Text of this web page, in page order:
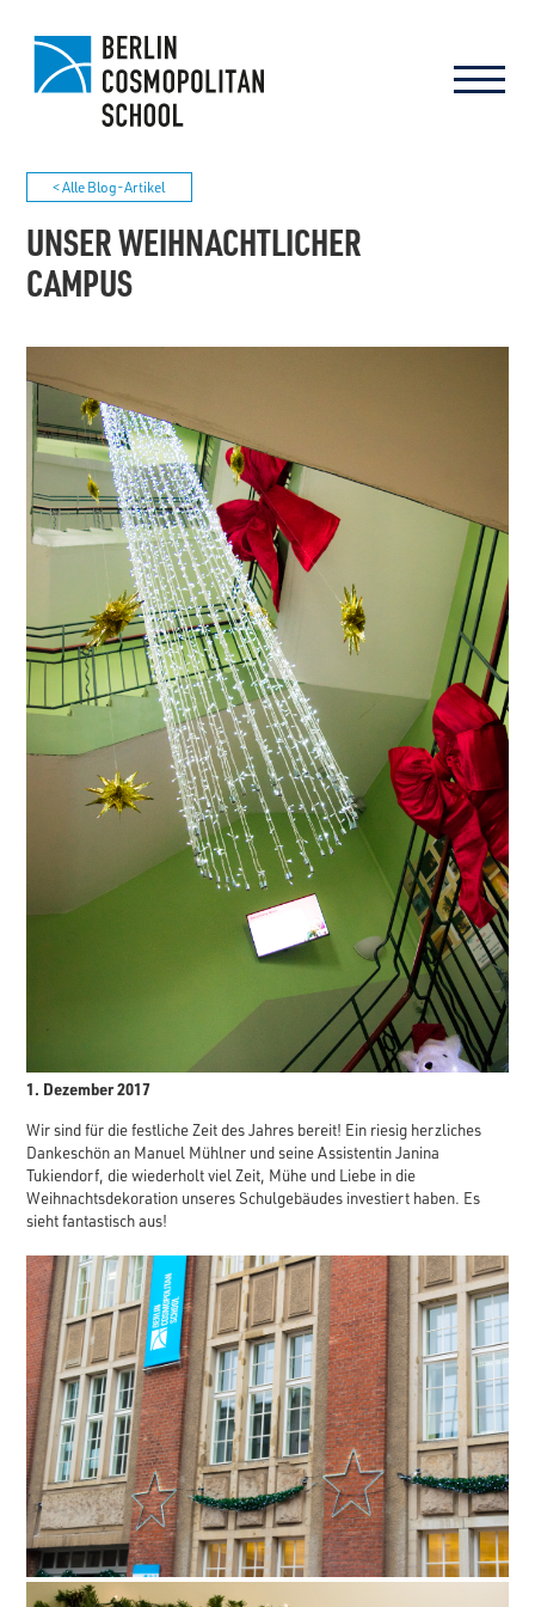
< Alle Blog-Artikel
UNSER WEIHNACHTLICHER
CAMPUS
1. Dezember 2017
Wir sind für die festliche Zeit des Jahres bereit! Ein riesig herzliches
Dankeschön an Manuel Mühlner und seine Assistentin Janina
Tukiendorf, die wiederholt viel Zeit, Mühe und Liebe in die
Weihnachtsdekoration unseres Schulgebäudes investiert haben. Es
sieht fantastisch aus!